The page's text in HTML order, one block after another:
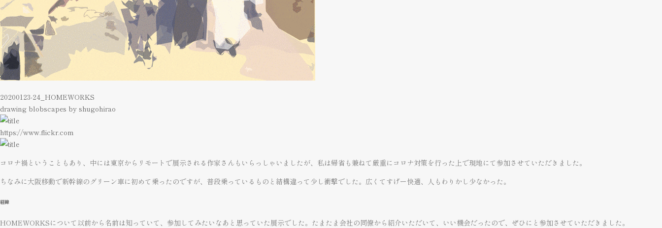
20200123-24_HOMEWORKS
drawing blobscapes by shugohirao
https://www.flickr.com
コロナ禍ということもあり、中には東京からリモートで展示される作家さんもいらっしゃいましたが、私は帰省も兼ねて厳重にコロナ対策を行った上で現地にて参加させていただきました。
ちなみに大阪移動で新幹線のグリーン車に初めて乗ったのですが、普段乗っているものと結構違って少し衝撃でした。広くてすげー快適、人もわりかし少なかった。
経緯
HOMEWORKSについて以前から名前は知っていて、参加してみたいなあと思っていた展示でした。たまたま会社の同僚から紹介いただいて、いい機会だったので、ぜひにと参加させていただきました。